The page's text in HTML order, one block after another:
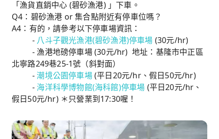
「漁貨直銷中心 (碧砂漁港) 」下車。
Q4：碧砂漁港 or 集合點附近有停車位嗎？
A4：有的，請參考以下停車場資訊：
- 八斗子觀光漁港(碧砂漁港)停車場 (30元/hr)
- 漁港地磅停車場 (30元/hr) 地址：基隆市中正區
北寧路249巷25-1號（斜對面）
-潮境公園停車場(平日20元/hr、假日50元/hr)
- 海洋科學博物館(海科館)停車場 (平日20元/hr、
假日50元/hr) ＊只營業到17:30喔！